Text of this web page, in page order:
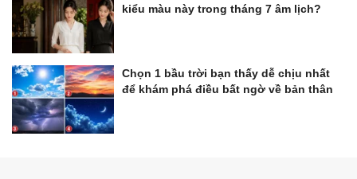
kiểu màu này trong tháng 7 âm lịch?
Chọn 1 bầu trời bạn thấy dễ chịu nhất
để khám phá điều bất ngờ về bản thân